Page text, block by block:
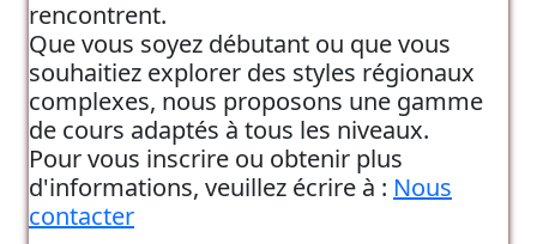
rencontrent.
Que vous soyez débutant ou que vous
souhaitiez explorer des styles régionaux
complexes, nous proposons une gamme
de cours adaptés à tous les niveaux.
Pour vous inscrire ou obtenir plus
d'informations, veuillez écrire à : Nous
contacter